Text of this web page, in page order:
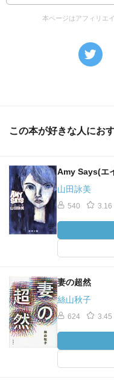
本ページはアフィリエ
この本が好きな人にお
Amy Says(エ
山田詠美
540 3.16
妻の超然
絲山秋子
624 3.45